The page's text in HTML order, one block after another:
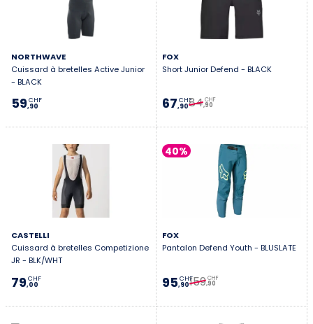
NORTHWAVE
Cuissard à bretelles Active Junior
- BLACK
59,90
CHF
FOX
Short Junior Defend - BLACK
67,90
CHF84,90
CHF
CASTELLI
Cuissard à bretelles Competizione
JR - BLK/WHT
79,00
CHF
40%
FOX
Pantalon Defend Youth - BLUSLATE
95,90
CHF159,90
CHF